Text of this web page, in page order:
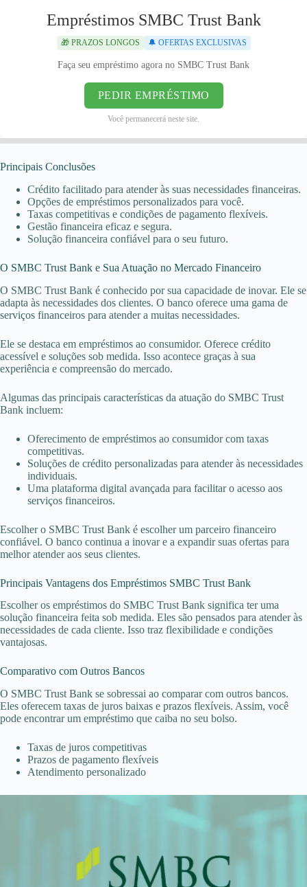
Empréstimos SMBC Trust Bank
🎁 PRAZOS LONGOS 🔔 OFERTAS EXCLUSIVAS
Faça seu empréstimo agora no SMBC Trust Bank
PEDIR EMPRÉSTIMO
Você permanecerá neste site.
Principais Conclusões
Crédito facilitado para atender às suas necessidades financeiras.
Opções de empréstimos personalizados para você.
Taxas competitivas e condições de pagamento flexíveis.
Gestão financeira eficaz e segura.
Solução financeira confiável para o seu futuro.
O SMBC Trust Bank e Sua Atuação no Mercado Financeiro
O SMBC Trust Bank é conhecido por sua capacidade de inovar. Ele se
adapta às necessidades dos clientes. O banco oferece uma gama de
serviços financeiros para atender a muitas necessidades.
Ele se destaca em empréstimos ao consumidor. Oferece crédito
acessível e soluções sob medida. Isso acontece graças à sua
experiência e compreensão do mercado.
Algumas das principais características da atuação do SMBC Trust
Bank incluem:
Oferecimento de empréstimos ao consumidor com taxas
competitivas.
Soluções de crédito personalizadas para atender às necessidades
individuais.
Uma plataforma digital avançada para facilitar o acesso aos
serviços financeiros.
Escolher o SMBC Trust Bank é escolher um parceiro financeiro
confiável. O banco continua a inovar e a expandir suas ofertas para
melhor atender aos seus clientes.
Principais Vantagens dos Empréstimos SMBC Trust Bank
Escolher os empréstimos do SMBC Trust Bank significa ter uma
solução financeira feita sob medida. Eles são pensados para atender às
necessidades de cada cliente. Isso traz flexibilidade e condições
vantajosas.
Comparativo com Outros Bancos
O SMBC Trust Bank se sobressai ao comparar com outros bancos.
Eles oferecem taxas de juros baixas e prazos flexíveis. Assim, você
pode encontrar um empréstimo que caiba no seu bolso.
Taxas de juros competitivas
Prazos de pagamento flexíveis
Atendimento personalizado